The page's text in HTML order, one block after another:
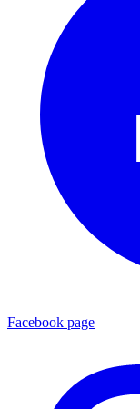
Facebook page